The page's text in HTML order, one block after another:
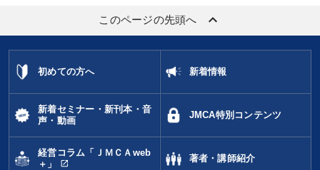
このページの先頭へ keyboard_arrow_up
初めての方へ 新着情報
新着セミナー・新刊本・音
声・動画
JMCA特別コンテンツ
経営コラム「ＪＭＣＡweb
＋」
open_in_new
著者・講師紹介